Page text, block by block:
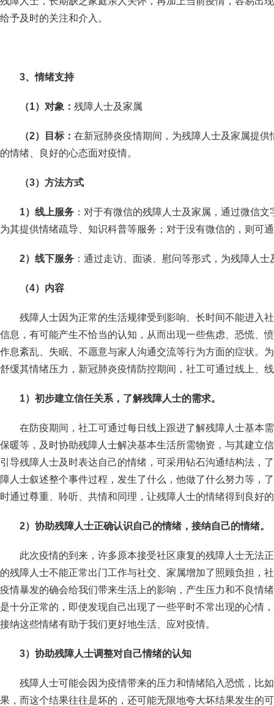
给予及时的关注和介入。
3、情绪支持
（1）对象： 残障人士及家属
（2）目标： 在新冠肺炎疫情期间，为残障人士及家属提
的情绪、良好的心态面对疫情。
（3）方法方式
1）线上服务 ：对于有微信的残障人士及家属，通过微信
为其提供情绪疏导、知识科普等服务；对于没有微信的，则可
2）线下服务 ：通过走访、面谈、慰问等形式，为残障人
（4）内容
残障人士因为正常的生活规律受到影响、长时间不能进入
信息，有可能产生不恰当的认知，从而出现一些焦虑、恐慌、
作息紊乱、失眠、不愿意与家人沟通交流等行为方面的症状。
舒缓其情绪压力，新冠肺炎疫情防控期间，社工可通过线上、
1）初步建立信任关系，了解残障人士的需求。
在防疫期间，社工可通过每日线上跟进了解残障人士基本
保暖等，及时协助残障人士解决基本生活所需物资，与其建立
引导残障人士及时表达自己的情绪，可采用钻石沟通结构法，
障人士叙述整个事件过程，发生了什么，他做了什么努力等，
时通过尊重、聆听、共情和同理，让残障人士的情绪得到良好
2）协助残障人士正确认识自己的情绪，接纳自己的情绪。
此次疫情的到来，许多原本接受社区康复的残障人士无法
的残障人士不能正常出门工作与社交、家属增加了照顾负担，
疫情暴发的确会给我们带来生活上的影响，产生压力和不良情
是十分正常的，即使发现自己出现了一些平时不常出现的心情
接纳这些情绪有助于我们更好地生活、应对疫情。
3）协助残障人士调整对自己情绪的认知
残障人士可能会因为疫情带来的压力和情绪陷入恐慌，比
果，而这个结果往往是坏的，还可能无限地夸大坏结果发生的